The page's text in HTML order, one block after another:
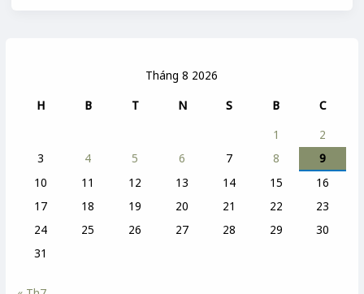
Tháng 8 2026
H
B T N S B
C
1
2
3
4 5 6 7 8
9
10
11 12 13 14 15
16
17
18 19 20 21 22
23
24
25 26 27 28 29
30
31